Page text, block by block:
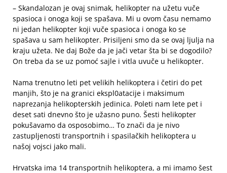
– Skandalozan je ovaj snimak, helikopter na užetu vuče
spasioca i onoga koji se spašava. Mi u ovom času nemamo
ni jedan helikopter koji vuče spasioca i onoga ko se
spašava u sam helikopter. Prisiljeni smo da se ovaj ljulja na
kraju užeta. Ne daj Bože da je jači vetar šta bi se dogodilo?
On treba da se uz pomoć sajle i vitla uvuče u helikopter.
Nama trenutno leti pet velikih helikoptera i četiri do pet
manjih, što je na granici ekspl0atacije i maksimum
naprezanja helikopterskih jedinica. Poleti nam lete pet i
deset sati dnevno što je užasno puno. Šesti helikopter
pokušavamo da osposobimo… To znači da je nivo
zastupljenosti transportnih i spasilačkih helikoptera u
našoj vojsci jako mali.
Hrvatska ima 14 transportnih helikoptera, a mi imamo šest